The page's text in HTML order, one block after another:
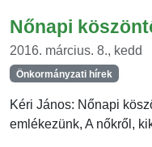
Nőnapi
2016. március. 8., kedd
Önkormányzati hírek
Kéri János: Nőnapi
emlékezünk, A nőkről,